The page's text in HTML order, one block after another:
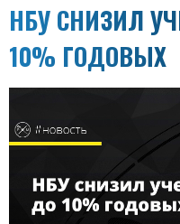
НБУ СНИЗИЛ
10% ГОДОВЫХ